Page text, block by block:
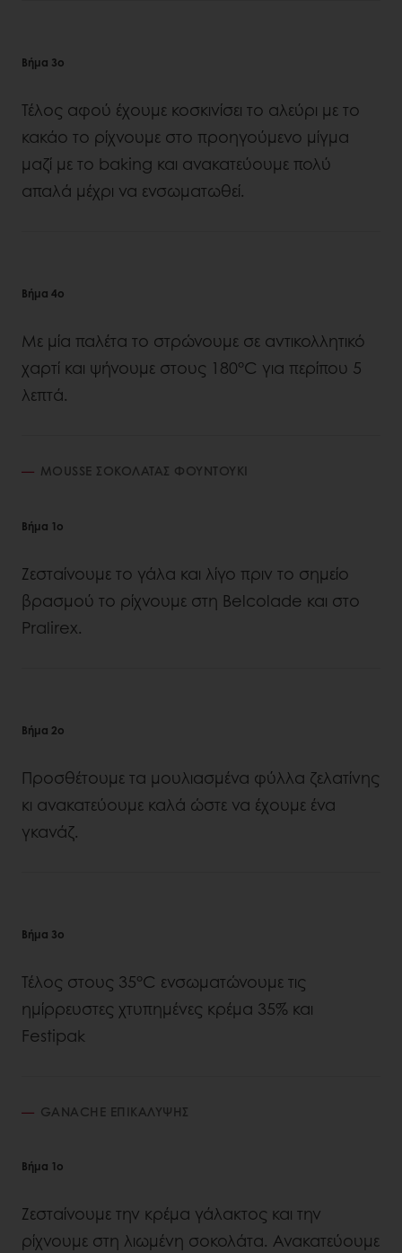
Βήμα 3ο
Τέλος αφού έχουμε κοσκινίσει το αλεύρι με το
κακάο το ρίχνουμε στο προηγούμενο μίγμα
μαζί με το baking και ανακατεύουμε πολύ
απαλά μέχρι να ενσωματωθεί.
Βήμα 4ο
Με μία παλέτα το στρώνουμε σε αντικολλητικό
χαρτί και ψήνουμε στους 180°C για περίπου 5
λεπτά.
MOUSSE ΣΟΚΟΛΑΤΑΣ ΦΟΥΝΤΟΥΚΙ
Βήμα 1ο
Ζεσταίνουμε τo γάλα και λίγο πριν το σημείο
βρασμού το ρίχνουμε στη Belcolade και στο
Pralirex.
Βήμα 2ο
Προσθέτουμε τα μουλιασμένα φύλλα ζελατίνης
κι ανακατεύουμε καλά ώστε να έχουμε ένα
γκανάζ.
Βήμα 3ο
Τέλος στους 35°C ενσωματώνουμε τις
ημίρρευστες χτυπημένες κρέμα 35% και
Festipak
GANACHE ΕΠΙΚΑΛΥΨΗΣ
Βήμα 1ο
Ζεσταίνουμε την κρέμα γάλακτος και την
ρίχνουμε στη λιωμένη σοκολάτα. Ανακατεύουμε